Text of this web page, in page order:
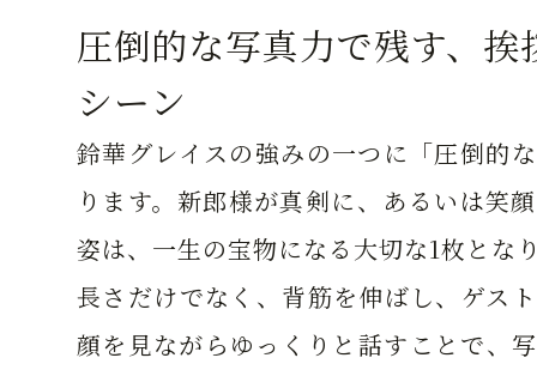
圧倒的な写真力で残す、挨
シーン
鈴華グレイスの強みの一つに「圧倒的
ります。新郎様が真剣に、あるいは笑
姿は、一生の宝物になる大切な1枚とな
長さだけでなく、背筋を伸ばし、ゲス
顔を見ながらゆっくりと話すことで、